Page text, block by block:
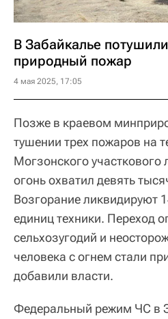
В Забайкалье
природный пожар
4 мая 2025, 17:05
Позже в краевом
тушении трех пожаров на
Могзонского участкового
огонь охватил девять
Возгорание ликвидируют
единиц техники. Переход
сельхозугодий и
человека с огнем стали
добавили власти.
Федеральный режим ЧС в